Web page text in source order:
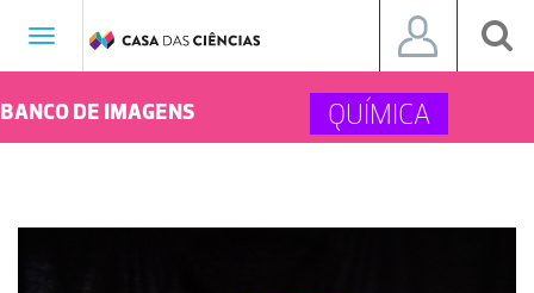
Toggle
BANCO DE IMAGENS QUÍMICA